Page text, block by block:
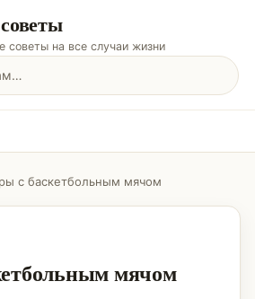
советы на все случаи жизни
с баскетбольным мячом
мячом